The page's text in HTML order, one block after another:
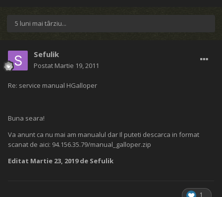
5 luni mai târziu...
Sefulik
Postat Martie 19, 2011
Re: service manual HGalloper
Buna seara!
Va anunt ca nu mai am manualul dar Il puteti descarca in format
scanat de aici: 94.156.35.79/manual_galloper.zip
Editat Martie 23, 2019de Sefulik
1